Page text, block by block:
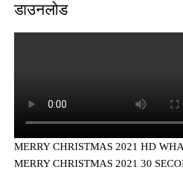
डाउनलोड
MERRY CHRISTMAS 2021 HD
MERRY CHRISTMAS 2021 30